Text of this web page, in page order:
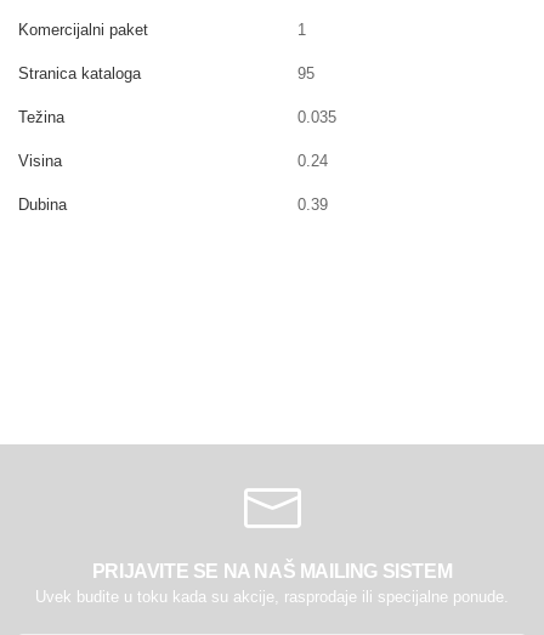
Komercijalni paket 1
Stranica kataloga 95
Težina 0.035
Visina 0.24
Dubina 0.39
PRIJAVITE SE NA NAŠ MAILING SISTEM
Uvek budite u toku kada su akcije, rasprodaje ili specijalne ponude.